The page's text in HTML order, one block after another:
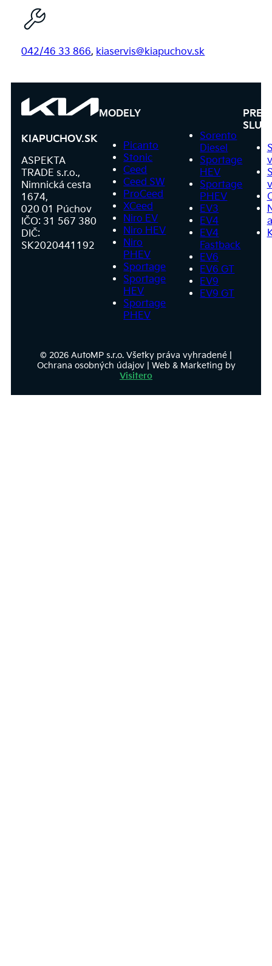
042/46 33 866, kiaservis@kiapuchov.sk
KIAPUCHOV.SK
ASPEKTA
TRADE s.r.o.,
Nimnická cesta
1674,
020 01 Púchov
IČO: 31 567 380
DIČ:
SK2020441192
MODELY
Picanto
Stonic
Ceed
Ceed SW
ProCeed
XCeed
Niro EV
Niro HEV
Niro
PHEV
Sportage
Sportage
HEV
Sportage
PHEV
Sorento
Diesel
Sportage
HEV
Sportage
PHEV
EV3
EV4
EV4
Fastback
EV6
EV6 GT
EV9
EV9 GT
© 2026 AutoMP s.r.o. Všetky práva vyhradené |
Ochrana osobných údajov | Web & Marketing by
Visitero